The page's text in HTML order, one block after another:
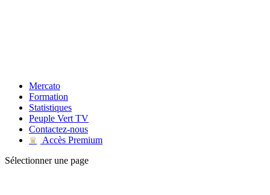
Mercato
Formation
Statistiques
Peuple Vert TV
Contactez-nous
♛
Accès Premium
Sélectionner une page